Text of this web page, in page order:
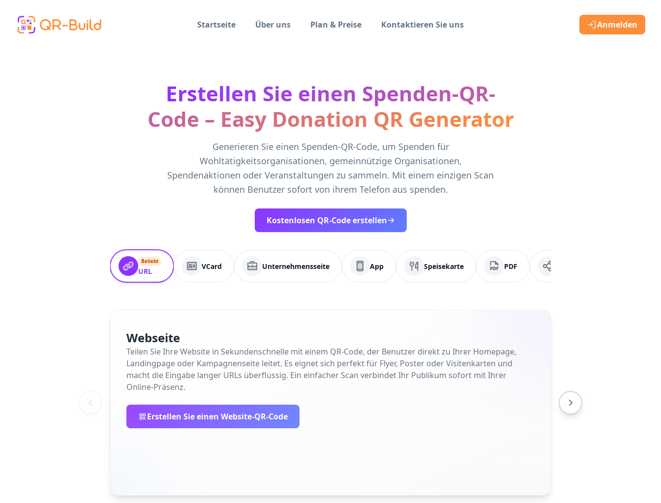
Startseite
Über uns Plan & Preise Kontaktieren Sie uns Anmelden
Erstellen Sie einen Spenden-QR-
Code – Easy Donation QR Generator
Generieren Sie einen Spenden-QR-Code, um Spenden für
Wohltätigkeitsorganisationen, gemeinnützige Organisationen,
Spendenaktionen oder Veranstaltungen zu sammeln. Mit einem einzigen Scan
können Benutzer sofort von ihrem Telefon aus spenden.
Kostenlosen QR-Code erstellen
Beliebt
URL
VCard Unternehmensseite App Speisekarte PDF
Webseite
Teilen Sie Ihre Website in Sekundenschnelle mit einem QR-Code, der Benutzer direkt zu Ihrer Homepage,
Landingpage oder Kampagnenseite leitet. Es eignet sich perfekt für Flyer, Poster oder Visitenkarten und
macht die Eingabe langer URLs überflüssig. Ein einfacher Scan verbindet Ihr Publikum sofort mit Ihrer
Online-Präsenz.
Erstellen Sie einen Website-QR-Code